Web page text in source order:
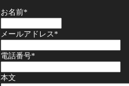
お名前*
メールアドレス*
電話番号*
本文